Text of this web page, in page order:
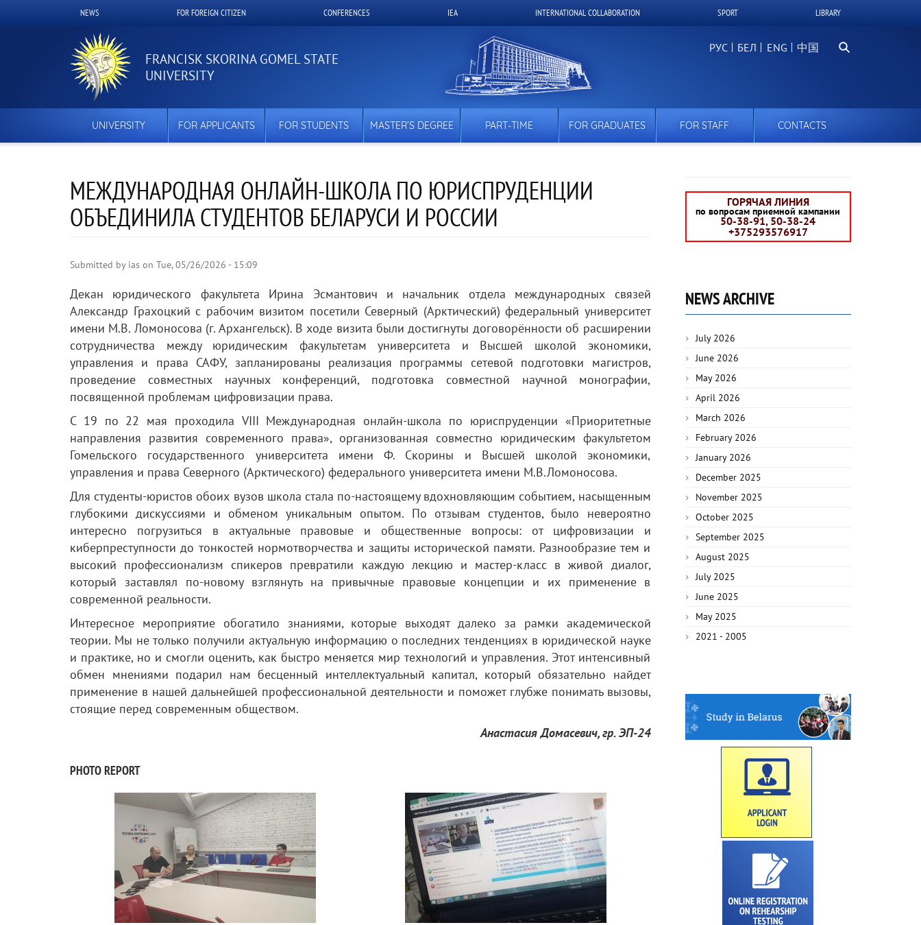
Верхнее
меню
NEWS FOR FOREIGN CITIZEN CONFERENCES IEA INTERNATIONAL COLLABORATION SPORT LIBRARY
FRANCISK SKORINA GOMEL STATE
UNIVERSITY
РУС БЕЛ 中国 Search
UNIVERSITY FOR APPLICANTS FOR STUDENTS MASTER’S DEGREE PART-TIME FOR GRADUATES FOR STAFF CONTACTS
МЕЖДУНАРОДНАЯ ОНЛАЙН-ШКОЛА ПО ЮРИСПРУДЕНЦИИ
ОБЪЕДИНИЛА СТУДЕНТОВ БЕЛАРУСИ И РОССИИ
Submitted by ias on Tue, 05/26/2026 - 15:09
Декан юридического факультета Ирина Эсмантович и начальник отдела международных связей
Александр Грахоцкий с рабочим визитом посетили Северный (Арктический) федеральный университет
имени М.В. Ломоносова (г. Архангельск). В ходе визита были достигнуты договорённости об расширении
сотрудничества между юридическим факультетам университета и Высшей школой экономики,
управления и права САФУ, запланированы реализация программы сетевой подготовки магистров,
проведение совместных научных конференций, подготовка совместной научной монографии,
посвященной проблемам цифровизации права.
С 19 по 22 мая проходила VIII Международная онлайн-школа по юриспруденции «Приоритетные
направления развития современного права», организованная совместно юридическим факультетом
Гомельского государственного университета имени Ф. Скорины и Высшей школой экономики,
управления и права Северного (Арктического) федерального университета имени М.В.Ломоносова.
Для студенты-юристов обоих вузов школа стала по-настоящему вдохновляющим событием, насыщенным
глубокими дискуссиями и обменом уникальным опытом. По отзывам студентов, было невероятно
интересно погрузиться в актуальные правовые и общественные вопросы: от цифровизации и
киберпреступности до тонкостей нормотворчества и защиты исторической памяти. Разнообразие тем и
высокий профессионализм спикеров превратили каждую лекцию и мастер-класс в живой диалог,
который заставлял по-новому взглянуть на привычные правовые концепции и их применение в
современной реальности.
Интересное мероприятие обогатило знаниями, которые выходят далеко за рамки академической
теории. Мы не только получили актуальную информацию о последних тенденциях в юридической науке
и практике, но и смогли оценить, как быстро меняется мир технологий и управления. Этот интенсивный
обмен мнениями подарил нам бесценный интеллектуальный капитал, который обязательно найдет
применение в нашей дальнейшей профессиональной деятельности и поможет глубже понимать вызовы,
стоящие перед современным обществом.
Анастасия Домасевич, гр. ЭП-24
PHOTO REPORT
ГОРЯЧАЯ ЛИНИЯ
по вопросам приемной кампании
50-38-91, 50-38-24
+375293576917
NEWS ARCHIVE
July 2026
June 2026
May 2026
April 2026
March 2026
February 2026
January 2026
December 2025
November 2025
October 2025
September 2025
August 2025
July 2025
June 2025
May 2025
2021 - 2005